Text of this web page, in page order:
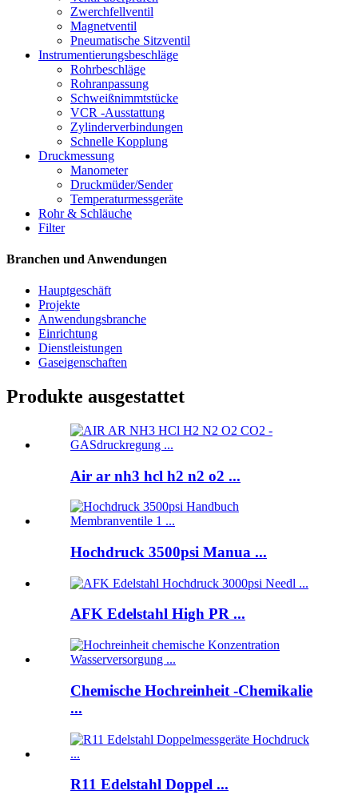
Zwerchfellventil
Magnetventil
Pneumatische Sitzventil
Instrumentierungsbeschläge
Rohrbeschläge
Rohranpassung
Schweißnimmtstücke
VCR -Ausstattung
Zylinderverbindungen
Schnelle Kopplung
Druckmessung
Manometer
Druckmüder/Sender
Temperaturmessgeräte
Rohr & Schläuche
Filter
Branchen und Anwendungen
Hauptgeschäft
Projekte
Anwendungsbranche
Einrichtung
Dienstleistungen
Gaseigenschaften
Produkte ausgestattet
Air ar nh3 hcl h2 n2 o2 ...
Hochdruck 3500psi Manua ...
AFK Edelstahl High PR ...
Chemische Hochreinheit -Chemikalie
...
R11 Edelstahl Doppel ...